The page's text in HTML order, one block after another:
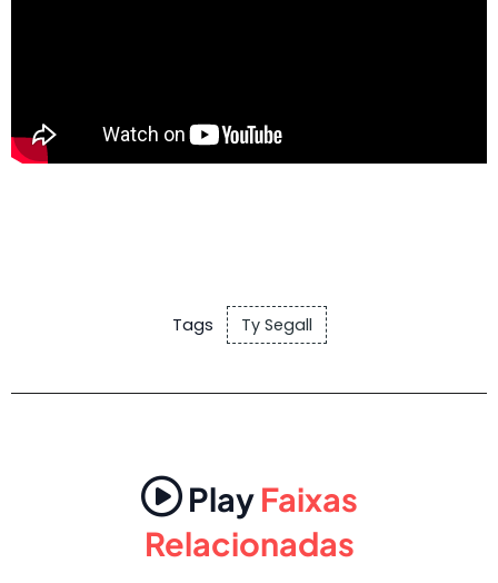
Tags Ty Segall
PlayFaixas
Relacionadas